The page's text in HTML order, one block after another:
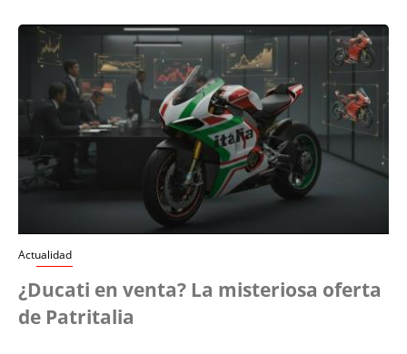
Actualidad
¿Ducati en venta? La misteriosa oferta
de Patritalia